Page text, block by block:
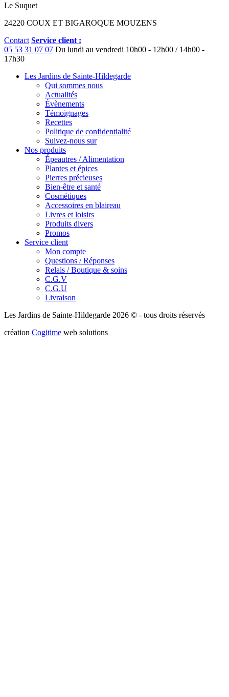
Le Suquet
24220 COUX ET BIGAROQUE MOUZENS
Contact Service client :
05 53 31 07 07 Du lundi au vendredi 10h00 - 12h00 / 14h00 -
17h30
Les Jardins de Sainte-Hildegarde
Qui sommes nous
Actualités
Évènements
Témoignages
Recettes
Politique de confidentialité
Suivez-nous sur
Nos produits
Épeautres / Alimentation
Plantes et épices
Pierres précieuses
Bien-être et santé
Cosmétiques
Accessoires en blaireau
Livres et loisirs
Produits divers
Promos
Service client
Mon compte
Questions / Réponses
Relais / Boutique & soins
C.G.V
C.G.U
Livraison
Les Jardins de Sainte-Hildegarde 2026 © - tous droits réservés
création Cogitime web solutions